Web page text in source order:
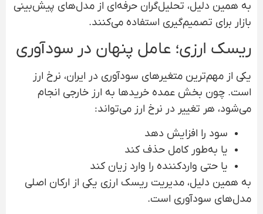
به همین دلیل، تحلیل‌گران حرفه‌ای از مدل‌های پیش‌بینی
بازار برای تصمیم‌گیری استفاده می‌کنند.
ریسک ارزی؛ عامل پنهان در سودآوری
یکی از مهم‌ترین متغیرهای سودآوری در ایران، نرخ ارز
است. چون بخش عمده خریدها به ارز خارجی انجام
می‌شود، هر تغییر در نرخ ارز می‌تواند:
سود را افزایش دهد
یا به‌طور کامل حذف کند
یا حتی واردکننده را وارد زیان کند
به همین دلیل، مدیریت ریسک ارزی یکی از ارکان اصلی
مدل‌های سودآوری است.